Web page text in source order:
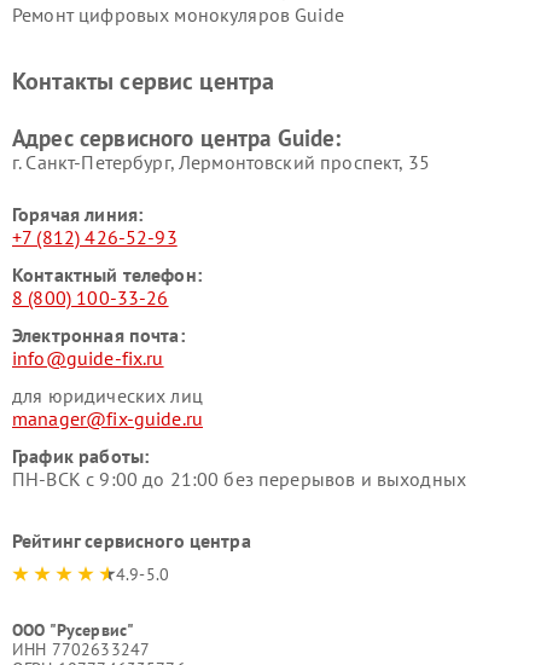
Ремонт цифровых монокуляров Guide
Контакты сервис центра
Адрес сервисного центра Guide:
г. Санкт-Петербург, Лермонтовский проспект, 35
Горячая линия:
+7 (812) 426-52-93
Контактный телефон:
8 (800) 100-33-26
Электронная почта:
info@guide-fix.ru
для юридических лиц
manager@fix-guide.ru
График работы:
ПН-ВСК с 9:00 до 21:00 без перерывов и выходных
Рейтинг сервисного центра
4.9-5.0
ООО "Русервис"
ИНН 7702633247